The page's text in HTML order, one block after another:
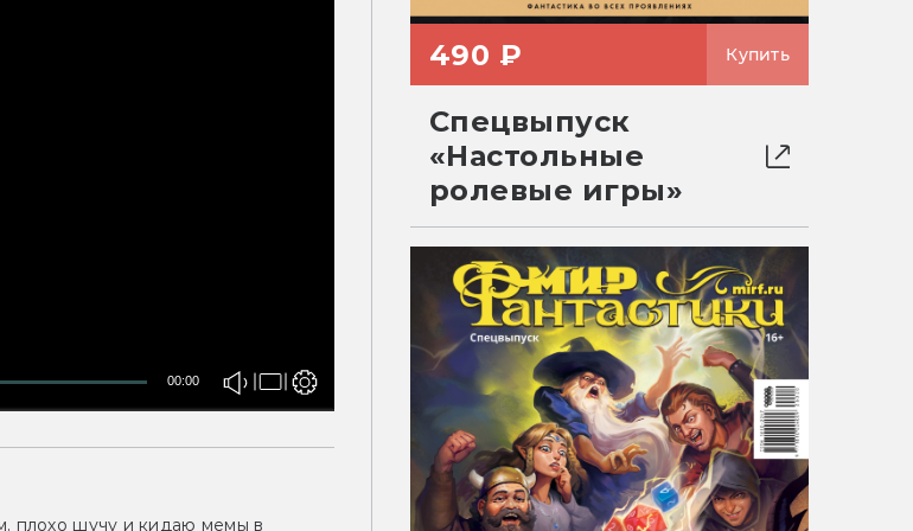
00:00
плохо шучу и кидаю мемы в
490 ₽ Купить
Спецвыпуск
«Настольные
ролевые игры»